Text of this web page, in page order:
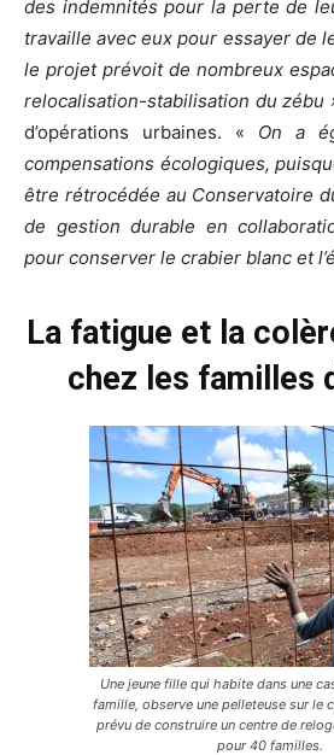
des indemnités pour la perte de
travaille avec eux pour essayer de
le projet prévoit de nombreux
relocalisation-stabilisation du zébu
d’opérations urbaines. « On a
compensations écologiques,
être rétrocédée au Conservatoire
de gestion durable en
pour conserver le crabier blanc et
La fatigue et la
chez les familles
Une jeune fille qui habite dans une
famille, observe une pelleteuse sur le
prévu de construire un centre de
pour 40 familles.